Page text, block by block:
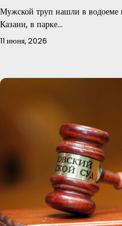
Мужской труп нашли в водоеме
Казани, в парке…
11 июня, 2026